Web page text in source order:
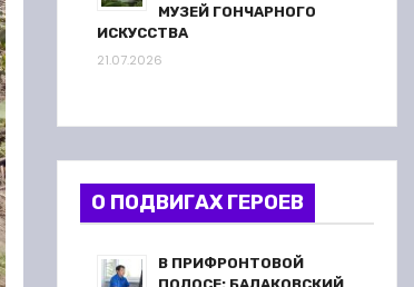
МУЗЕЙ ГОНЧАРНОГО
ИСКУССТВА
21.07.2026
О ПОДВИГАХ ГЕРОЕВ
В ПРИФРОНТОВОЙ